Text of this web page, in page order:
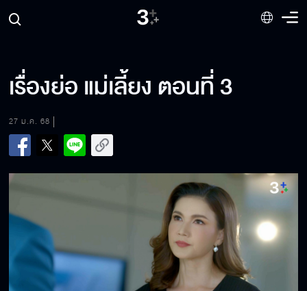
เรื่องย่อ แม่เลี้ยง ตอนที่ 3
27 ม.ค. 68